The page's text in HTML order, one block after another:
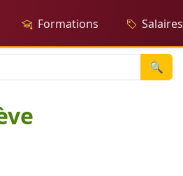
Formations Salaires
🔍